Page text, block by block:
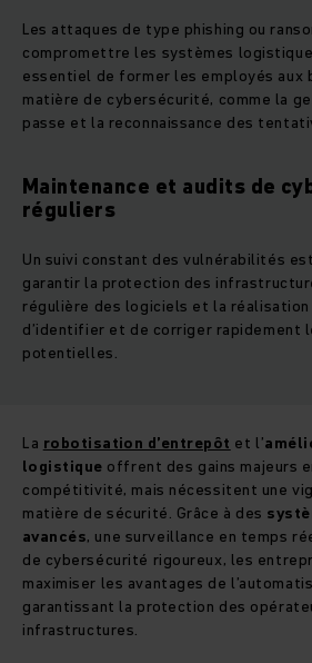
Les attaques de type phishing ou
compromettre les systèmes
essentiel de former les employés aux
matière de cybersécurité, comme la
passe et la reconnaissance des
Maintenance et audits de
réguliers
Un suivi constant des vulnérabilités
garantir la protection des
régulière des logiciels et la
d’identifier et de corriger rapidement
potentielles.
La robotisation d’entrepôt et l’
logistique offrent des gains majeurs
compétitivité, mais nécessitent une
matière de sécurité. Grâce à des
avancés, une surveillance en temps
de cybersécurité rigoureux, les
maximiser les avantages de
garantissant la protection des
infrastructures.